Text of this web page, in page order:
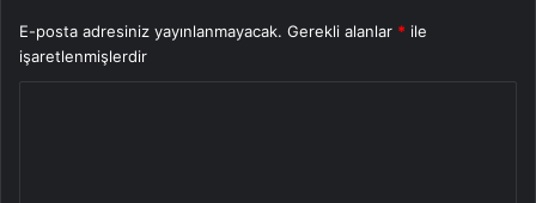
E-posta adresiniz yayınlanmayacak. Gerekli alanlar * ile
işaretlenmişlerdir